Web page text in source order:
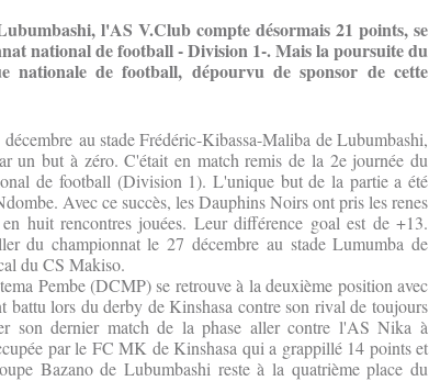
l'AS V.Club compte désormais 21 points, se
national de football - Division 1-. Mais la poursuite du
nationale de football, dépourvu de sponsor de cette
au stade Frédéric-Kibassa-Maliba de Lubumbashi,
un but à zéro. C'était en match remis de la 2e journée du
de football (Division 1). L'unique but de la partie a été
Avec ce succès, les Dauphins Noirs ont pris les renes
huit rencontres jouées. Leur différence goal est de +13.
du championnat le 27 décembre au stade Lumumba de
du CS Makiso.
Pembe (DCMP) se retrouve à la deuxième position avec
battu lors du derby de Kinshasa contre son rival de toujours
dernier match de la phase aller contre l'AS Nika à
par le FC MK de Kinshasa qui a grappillé 14 points et
Bazano de Lubumbashi reste à la quatrième place du